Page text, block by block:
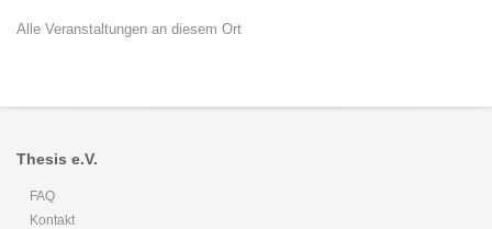
Veranstaltung
Alle Veranstaltungen an diesem Ort
Thesis e.V.
FAQ
Kontakt